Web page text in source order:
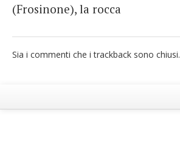
(Frosinone), la rocca
Sia i commenti che i trackback sono chiusi.